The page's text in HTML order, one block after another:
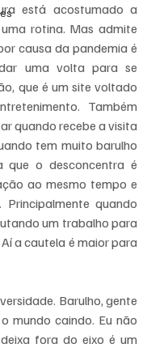
está acostumado a
rotina. Mas admite
causa da pandemia é
uma volta para se
que é um site voltado
Também
quando recebe a visita
tem muito barulho
que o desconcentra é
ao mesmo tempo e
quando
um trabalho para
a cautela é maior para
Barulho, gente
mundo caindo. Eu não
fora do eixo é um